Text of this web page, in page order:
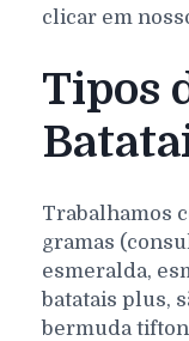
clicar em
Tipos
Trabalhamos
gramas
esmeralda,
batatais plus,
bermuda